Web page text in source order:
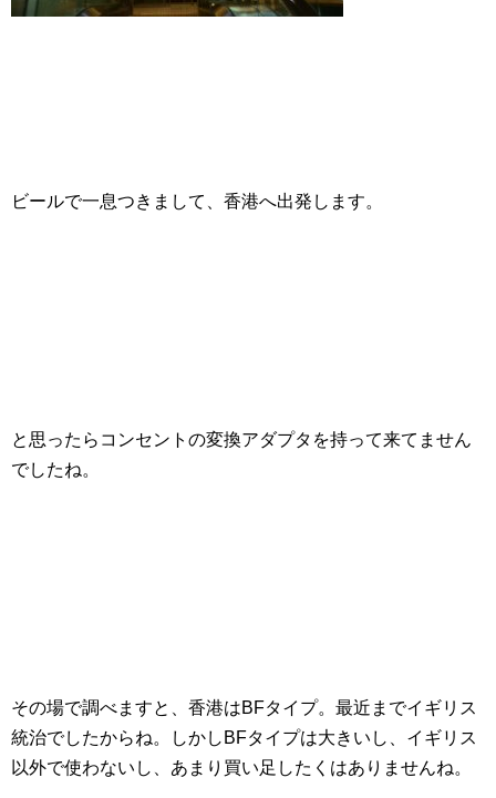
ビールで一息つきまして、香港へ出発します。
と思ったらコンセントの変換アダプタを持って来てません
でしたね。
その場で調べますと、香港はBFタイプ。最近までイギリス
統治でしたからね。しかしBFタイプは大きいし、イギリス
以外で使わないし、あまり買い足したくはありませんね。